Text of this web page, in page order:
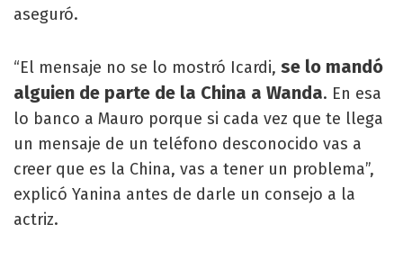
aseguró.
“El mensaje no se lo mostró Icardi, se lo mandó
alguien de parte de la China a Wanda. En esa
lo banco a Mauro porque si cada vez que te llega
un mensaje de un teléfono desconocido vas a
creer que es la China, vas a tener un problema”,
explicó Yanina antes de darle un consejo a la
actriz.